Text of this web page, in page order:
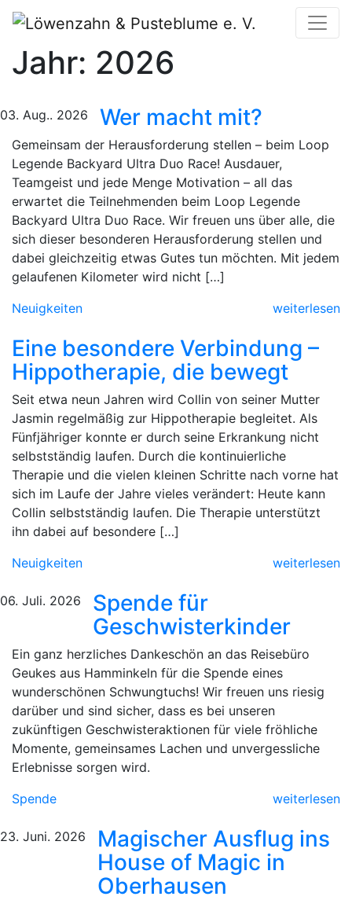
Jahr: 2026
03. Aug.. 2026 Wer macht mit?
Gemeinsam der Herausforderung stellen – beim Loop
Legende Backyard Ultra Duo Race! Ausdauer,
Teamgeist und jede Menge Motivation – all das
erwartet die Teilnehmenden beim Loop Legende
Backyard Ultra Duo Race. Wir freuen uns über alle, die
sich dieser besonderen Herausforderung stellen und
dabei gleichzeitig etwas Gutes tun möchten. Mit jedem
gelaufenen Kilometer wird nicht […]
Neuigkeiten
weiterlesen
Eine besondere Verbindung –
Hippotherapie, die bewegt
Seit etwa neun Jahren wird Collin von seiner Mutter
Jasmin regelmäßig zur Hippotherapie begleitet. Als
Fünfjähriger konnte er durch seine Erkrankung nicht
selbstständig laufen. Durch die kontinuierliche
Therapie und die vielen kleinen Schritte nach vorne hat
sich im Laufe der Jahre vieles verändert: Heute kann
Collin selbstständig laufen. Die Therapie unterstützt
ihn dabei auf besondere […]
Neuigkeiten
weiterlesen
06. Juli. 2026
Spende für
Geschwisterkinder
Ein ganz herzliches Dankeschön an das Reisebüro
Geukes aus Hamminkeln für die Spende eines
wunderschönen Schwungtuchs! Wir freuen uns riesig
darüber und sind sicher, dass es bei unseren
zukünftigen Geschwisteraktionen für viele fröhliche
Momente, gemeinsames Lachen und unvergessliche
Erlebnisse sorgen wird.
Spende
weiterlesen
23. Juni. 2026
Magischer Ausflug ins
House of Magic in
Oberhausen